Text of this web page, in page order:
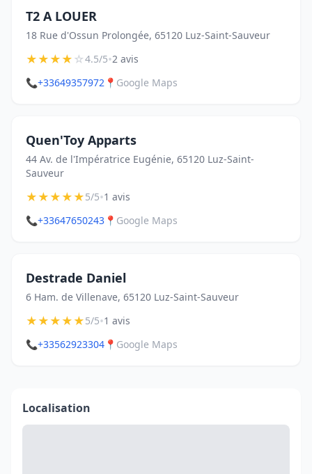
T2 A LOUER
18 Rue d'Ossun Prolongée, 65120 Luz-Saint-Sauveur
★★★★☆4.5/5•2 avis
📞+33649357972 📍 Google Maps
Quen'Toy Apparts
44 Av. de l'Impératrice Eugénie, 65120 Luz-Saint-
Sauveur
★★★★★5/5•1 avis
📞+33647650243 📍 Google Maps
Destrade Daniel
6 Ham. de Villenave, 65120 Luz-Saint-Sauveur
★★★★★5/5•1 avis
📞+33562923304 📍 Google Maps
Localisation